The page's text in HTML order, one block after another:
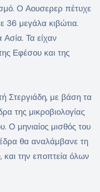
Ο Αουσερερ πέτυχε
μεγάλα κιβώτια.
Τα είχαν
Εφέσου και της
Στεργιάδη, με βάση τα
της μικροβιολογίας
Ο μηνιαίος μισθός του
θα αναλάμβανε τη
και την εποπτεία όλων